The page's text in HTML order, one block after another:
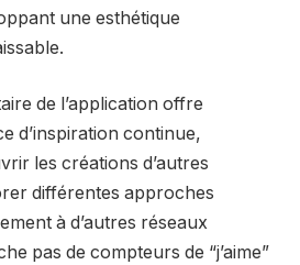
une esthétique
de l’application offre
d’inspiration continue,
les créations d’autres
différentes approches
à d’autres réseaux
pas de compteurs de “j’aime”